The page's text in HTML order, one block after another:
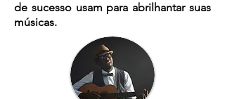
de sucesso usam para abrilhantar suas
músicas.